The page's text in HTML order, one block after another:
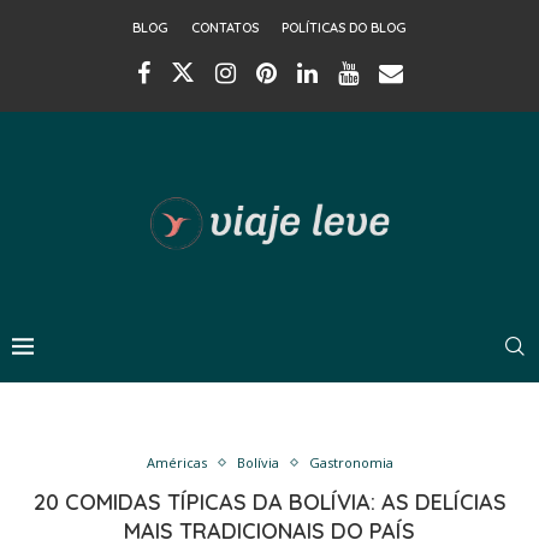
BLOG CONTATOS POLÍTICAS DO BLOG
Américas Bolívia Gastronomia
20 COMIDAS TÍPICAS DA BOLÍVIA: AS DELÍCIAS
MAIS TRADICIONAIS DO PAÍS